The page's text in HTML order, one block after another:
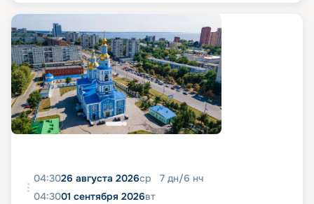
04:3026 августа 2026ср 7 дн/6 нч
04:3001 сентября 2026вт